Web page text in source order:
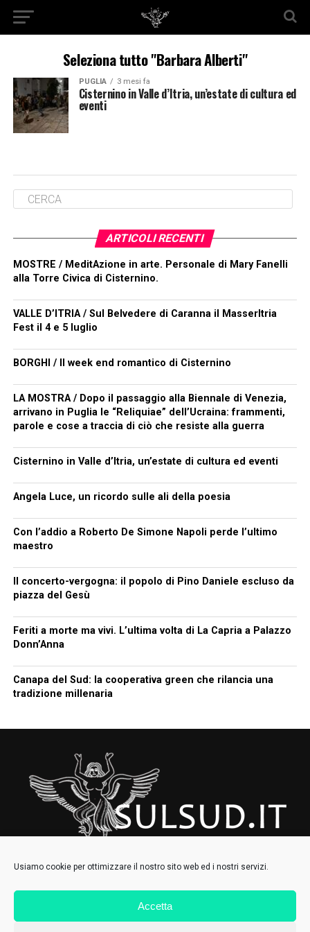
Usiamo cookie per ottimizzare il nostro sito web ed i nostri servizi.
Accetta
Seleziona tutto "Barbara Alberti"
PUGLIA 3 mesi fa
Cisternino in Valle d’Itria, un’estate di cultura ed
eventi
ARTICOLI RECENTI
MOSTRE / MeditAzione in arte. Personale di Mary Fanelli
alla Torre Civica di Cisternino.
VALLE D’ITRIA / Sul Belvedere di Caranna il MasserItria
Fest il 4 e 5 luglio
BORGHI / Il week end romantico di Cisternino
LA MOSTRA / Dopo il passaggio alla Biennale di Venezia,
arrivano in Puglia le “Reliquiae” dell’Ucraina: frammenti,
parole e cose a traccia di ciò che resiste alla guerra
Cisternino in Valle d’Itria, un’estate di cultura ed eventi
Angela Luce, un ricordo sulle ali della poesia
Con l’addio a Roberto De Simone Napoli perde l’ultimo
maestro
Il concerto-vergogna: il popolo di Pino Daniele escluso da
piazza del Gesù
Feriti a morte ma vivi. L’ultima volta di La Capria a Palazzo
Donn’Anna
Canapa del Sud: la cooperativa green che rilancia una
tradizione millenaria